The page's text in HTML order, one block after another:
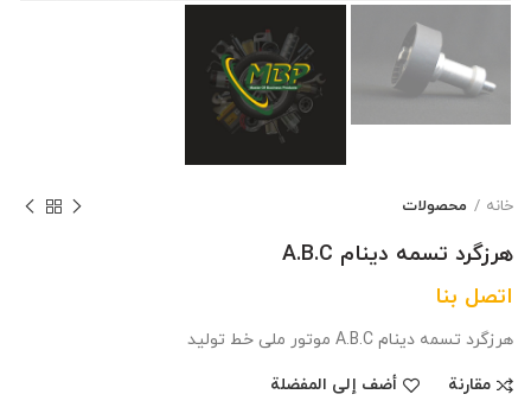
خانه محصولات
هرزگرد تسمه دینام A.B.C
اتصل بنا
هرزگرد تسمه دینام A.B.C موتور ملی خط تولید
مقارنة
أضف إلى المفضلة